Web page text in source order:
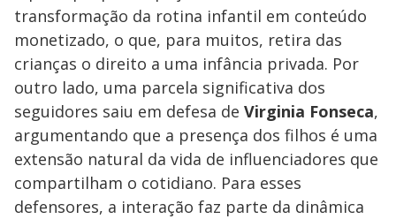
transformação da rotina infantil em conteúdo
monetizado, o que, para muitos, retira das
crianças o direito a uma infância privada. Por
outro lado, uma parcela significativa dos
seguidores saiu em defesa de Virginia Fonseca,
argumentando que a presença dos filhos é uma
extensão natural da vida de influenciadores que
compartilham o cotidiano. Para esses
defensores, a interação faz parte da dinâmica